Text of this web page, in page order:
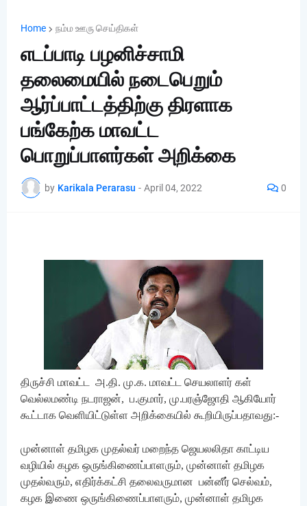
Home நம்ம ஊரு செய்திகள்
எடப்பாடி பழனிச்சாமி
தலைமையில் நடைபெறும்
ஆர்ப்பாட்டத்திற்கு திரளாக
பங்கேற்க மாவட்ட
பொறுப்பாளர்கள் அறிக்கை
by Karikala Perarasu - April 04, 2022 0
திருச்சி மாவட்ட அ.தி. மு.க. மாவட்ட செயலாளர் கள்
வெல்லமண்டி நடராஜன், ப.குமார், மு.பரஞ்ஜோதி ஆகியோர்
கூட்டாக வெளியிட்டுள்ள அறிக்கையில் கூறியிருப்பதாவது:-
முன்னாள் தமிழக முதல்வர் மறைந்த ஜெயலலிதா காட்டிய
வழியில் கழக ஒருங்கிணைப்பாளரும், முன்னாள் தமிழக
முதல்வரும், எதிர்க்கட்சி தலைவருமான பன்னீர் செல்வம்,
கழக இணை ஒருங்கிணைப்பாளரும், முன்னாள் தமிழக